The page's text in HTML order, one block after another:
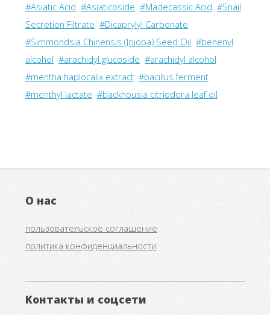
#Asiatic Acid #Asiaticoside #Madecassic Acid #Snail
Secretion Filtrate #Dicaprylyl Carbonate
#Simmondsia Chinensis (Jojoba) Seed Oil #behenyl
alcohol #arachidyl glucoside #arachidyl alcohol
#mentha haplocalix extract #bacillus ferment
#menthyl lactate #backhousia citriodora leaf oil
О нас
пользовательское соглашение
политика конфиденциальности
Контакты и соцсети